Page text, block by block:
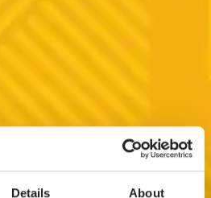
Details About